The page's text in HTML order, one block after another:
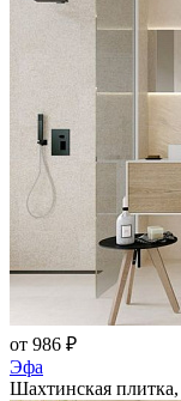
от 986 ₽
Эфа
Шахтинская плитка,